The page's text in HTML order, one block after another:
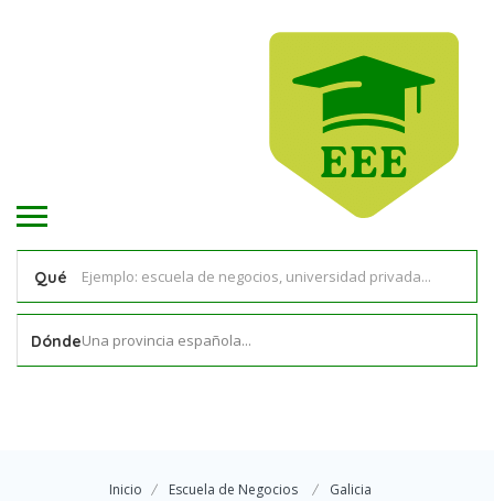
Qué
DóndeUna provincia española...
Inicio Escuela de Negocios
Galicia